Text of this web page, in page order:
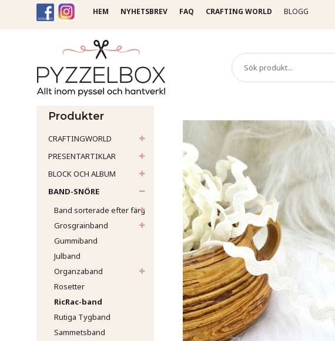
HEM NYHETSBREV FAQ CRAFTING WORLD BLOGG
Produkter
CRAFTINGWORLD
PRESENTARTIKLAR
BLOCK OCH ALBUM
BAND-SNÖRE
Band sorterade efter färg
Grosgrainband
Gummiband
Julband
Organzaband
Rosetter
RicRac-band
Rutiga Tygband
Sammetsband